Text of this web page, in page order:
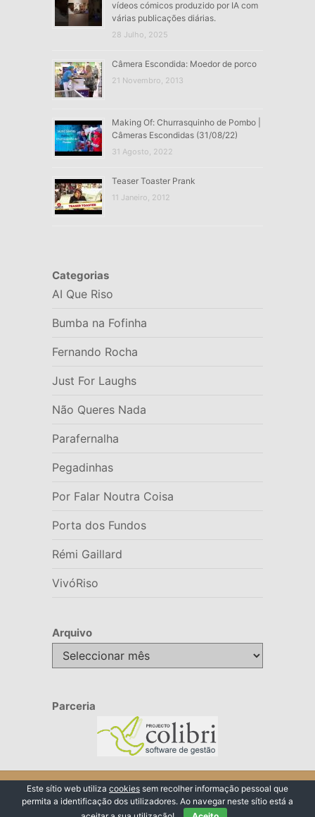
vídeos cómicos produzido por IA com
várias publicações diárias.
28 Julho, 2025
Câmera Escondida: Moedor de porco
21 Novembro, 2013
Making Of: Churrasquinho de Pombo |
Câmeras Escondidas (31/08/22)
31 Agosto, 2022
Teaser Toaster Prank
11 Janeiro, 2012
Categorias
AI Que Riso
Bumba na Fofinha
Fernando Rocha
Just For Laughs
Não Queres Nada
Parafernalha
Pegadinhas
Por Falar Noutra Coisa
Porta dos Fundos
Rémi Gaillard
VivóRiso
Arquivo
Arquivo
Parceria
© 2026 VivóRiso
Voltar ao Topo ↑
Este sítio web utiliza cookies sem recolher informação pessoal que
permita a identificação dos utilizadores. Ao navegar neste sítio está a